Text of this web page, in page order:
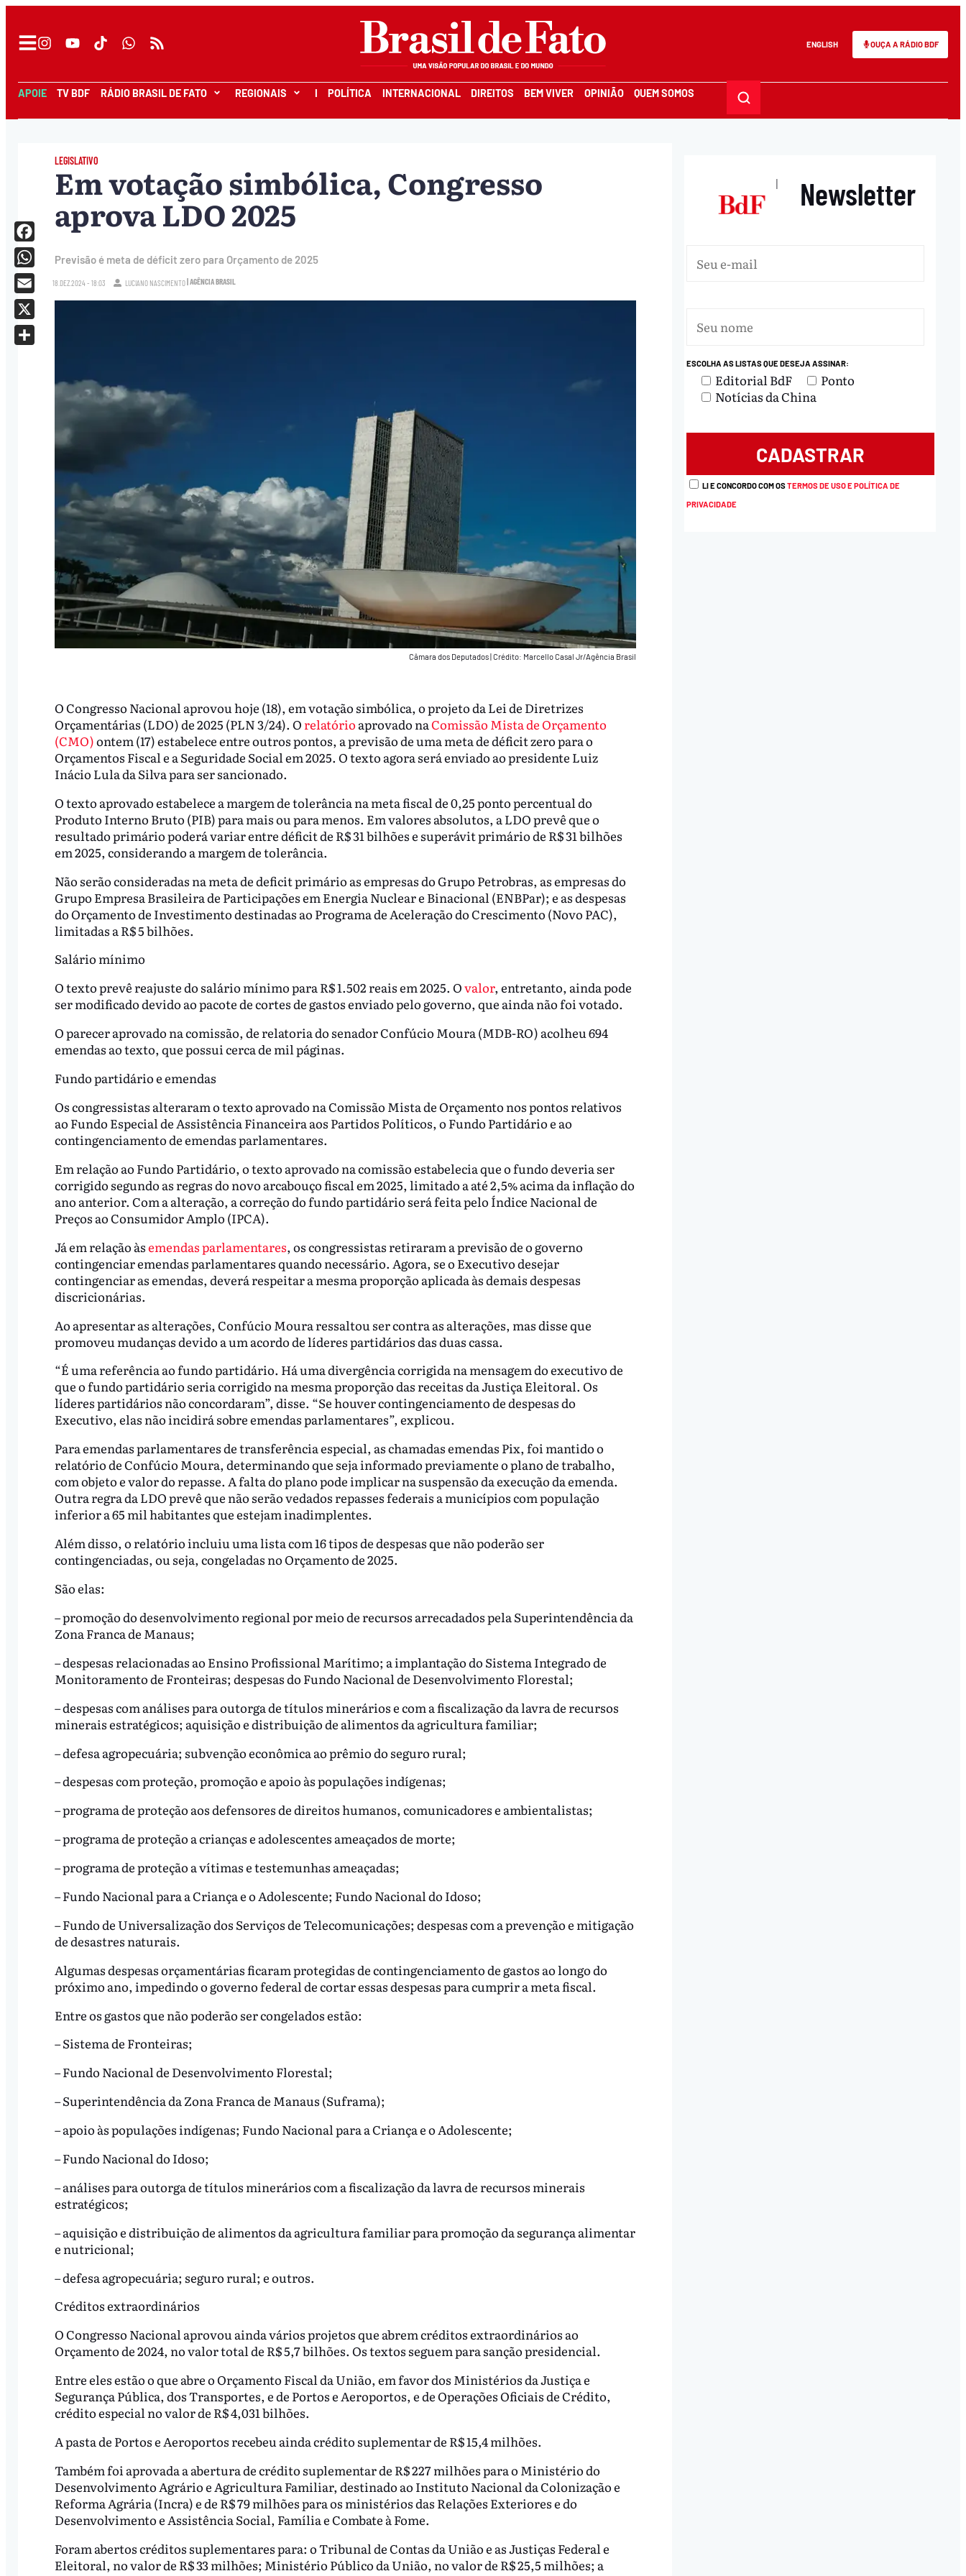
ENGLISH OUÇA A RÁDIO BDF
APOIE TV BDF RÁDIO BRASIL DE FATO REGIONAIS I POLÍTICA INTERNACIONAL DIREITOS BEM VIVER OPINIÃO QUEM SOMOS
LEGISLATIVO
Em votação simbólica, Congresso
aprova LDO 2025
Previsão é meta de déficit zero para Orçamento de 2025
18.DEZ.2024 - 18:03 LUCIANO NASCIMENTO| AGÊNCIA BRASIL
Câmara dos Deputados Crédito: Marcello Casal Jr/Agência Brasil
O Congresso Nacional aprovou hoje (18), em votação simbólica, o projeto da Lei de Diretrizes
Orçamentárias (LDO) de 2025 (PLN 3/24). O relatório aprovado naComissão Mista de Orçamento
(CMO)ontem (17) estabelece entre outros pontos, a previsão de uma meta de déficit zero para o
Orçamentos Fiscal e a Seguridade Social em 2025. O texto agora será enviado ao presidente Luiz
Inácio Lula da Silva para ser sancionado.
O texto aprovado estabelece a margem de tolerância na meta fiscal de 0,25 ponto percentual do
Produto Interno Bruto (PIB) para mais ou para menos. Em valores absolutos, a LDO prevê que o
resultado primário poderá variar entre déficit de R$ 31 bilhões e superávit primário de R$ 31 bilhões
em 2025, considerando a margem de tolerância.
Não serão consideradas na meta de deficit primário as empresas do Grupo Petrobras, as empresas do
Grupo Empresa Brasileira de Participações em Energia Nuclear e Binacional (ENBPar); e as despesas
do Orçamento de Investimento destinadas ao Programa de Aceleração do Crescimento (Novo PAC),
limitadas a R$ 5 bilhões.
Salário mínimo
O texto prevê reajuste do salário mínimo para R$ 1.502 reais em 2025. Ovalor, entretanto, ainda pode
ser modificado devido ao pacote de cortes de gastos enviado pelo governo, que ainda não foi votado.
O parecer aprovado na comissão, de relatoria do senador Confúcio Moura (MDB-RO) acolheu 694
emendas ao texto, que possui cerca de mil páginas.
Fundo partidário e emendas
Os congressistas alteraram o texto aprovado na Comissão Mista de Orçamento nos pontos relativos
ao Fundo Especial de Assistência Financeira aos Partidos Políticos, o Fundo Partidário e ao
contingenciamento de emendas parlamentares.
Em relação ao Fundo Partidário, o texto aprovado na comissão estabelecia que o fundo deveria ser
corrigido segundo as regras do novo arcabouço fiscal em 2025, limitado a até 2,5% acima da inflação do
ano anterior. Com a alteração, a correção do fundo partidário será feita pelo Índice Nacional de
Preços ao Consumidor Amplo (IPCA).
Já em relação àsemendas parlamentares, os congressistas retiraram a previsão de o governo
contingenciar emendas parlamentares quando necessário. Agora, se o Executivo desejar
contingenciar as emendas, deverá respeitar a mesma proporção aplicada às demais despesas
discricionárias.
Ao apresentar as alterações, Confúcio Moura ressaltou ser contra as alterações, mas disse que
promoveu mudanças devido a um acordo de líderes partidários das duas cassa.
“É uma referência ao fundo partidário. Há uma divergência corrigida na mensagem do executivo de
que o fundo partidário seria corrigido na mesma proporção das receitas da Justiça Eleitoral. Os
líderes partidários não concordaram”, disse. “Se houver contingenciamento de despesas do
Executivo, elas não incidirá sobre emendas parlamentares”, explicou.
Para emendas parlamentares de transferência especial, as chamadas emendas Pix, foi mantido o
relatório de Confúcio Moura, determinando que seja informado previamente o plano de trabalho,
com objeto e valor do repasse. A falta do plano pode implicar na suspensão da execução da emenda.
Outra regra da LDO prevê que não serão vedados repasses federais a municípios com população
inferior a 65 mil habitantes que estejam inadimplentes.
Além disso, o relatório incluiu uma lista com 16 tipos de despesas que não poderão ser
contingenciadas, ou seja, congeladas no Orçamento de 2025.
São elas:
– promoção do desenvolvimento regional por meio de recursos arrecadados pela Superintendência da
Zona Franca de Manaus;
– despesas relacionadas ao Ensino Profissional Marítimo; a implantação do Sistema Integrado de
Monitoramento de Fronteiras; despesas do Fundo Nacional de Desenvolvimento Florestal;
– despesas com análises para outorga de títulos minerários e com a fiscalização da lavra de recursos
minerais estratégicos; aquisição e distribuição de alimentos da agricultura familiar;
– defesa agropecuária; subvenção econômica ao prêmio do seguro rural;
– despesas com proteção, promoção e apoio às populações indígenas;
– programa de proteção aos defensores de direitos humanos, comunicadores e ambientalistas;
– programa de proteção a crianças e adolescentes ameaçados de morte;
– programa de proteção a vítimas e testemunhas ameaçadas;
– Fundo Nacional para a Criança e o Adolescente; Fundo Nacional do Idoso;
– Fundo de Universalização dos Serviços de Telecomunicações; despesas com a prevenção e mitigação
de desastres naturais.
Algumas despesas orçamentárias ficaram protegidas de contingenciamento de gastos ao longo do
próximo ano, impedindo o governo federal de cortar essas despesas para cumprir a meta fiscal.
Entre os gastos que não poderão ser congelados estão:
– Sistema de Fronteiras;
– Fundo Nacional de Desenvolvimento Florestal;
– Superintendência da Zona Franca de Manaus (Suframa);
– apoio às populações indígenas; Fundo Nacional para a Criança e o Adolescente;
– Fundo Nacional do Idoso;
– análises para outorga de títulos minerários com a fiscalização da lavra de recursos minerais
estratégicos;
– aquisição e distribuição de alimentos da agricultura familiar para promoção da segurança alimentar
e nutricional;
– defesa agropecuária; seguro rural; e outros.
Créditos extraordinários
O Congresso Nacional aprovou ainda vários projetos que abrem créditos extraordinários ao
Orçamento de 2024, no valor total de R$ 5,7 bilhões. Os textos seguem para sanção presidencial.
Entre eles estão o que abre o Orçamento Fiscal da União, em favor dos Ministérios da Justiça e
Segurança Pública, dos Transportes, e de Portos e Aeroportos, e de Operações Oficiais de Crédito,
crédito especial no valor de R$ 4,031 bilhões.
A pasta de Portos e Aeroportos recebeu ainda crédito suplementar de R$ 15,4 milhões.
Também foi aprovada a abertura de crédito suplementar de R$ 227 milhões para o Ministério do
Desenvolvimento Agrário e Agricultura Familiar, destinado ao Instituto Nacional da Colonização e
Reforma Agrária (Incra) e de R$ 79 milhões para os ministérios das Relações Exteriores e do
Desenvolvimento e Assistência Social, Família e Combate à Fome.
Foram abertos créditos suplementares para: o Tribunal de Contas da União e as Justiças Federal e
Eleitoral, no valor de R$ 33 milhões; Ministério Público da União, no valor de R$ 25,5 milhões; a
Facebook
WhatsApp
Email
X
| Newsletter
ESCOLHA AS LISTAS QUE DESEJA ASSINAR:
Editorial BdF
Ponto
Notícias da China
LI E CONCORDO COM OSTERMOS DE USO E POLÍTICA DE
PRIVACIDADE